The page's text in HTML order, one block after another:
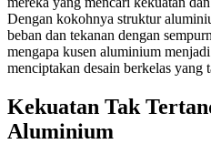
Dengan kokohnya struktur
beban dan tekanan dengan
mengapa kusen aluminium
menciptakan desain berkelas yang
Kekuatan Tak
Aluminium